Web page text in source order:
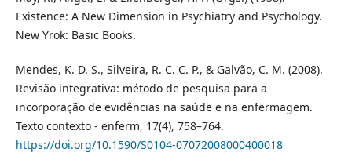
Existence: A New Dimension in Psychiatry and Psychology.
New Yrok: Basic Books.
Mendes, K. D. S., Silveira, R. C. C. P., & Galvão, C. M. (2008).
Revisão integrativa: método de pesquisa para a
incorporação de evidências na saúde e na enfermagem.
Texto contexto - enferm, 17(4), 758–764.
https://doi.org/10.1590/S0104-07072008000400018